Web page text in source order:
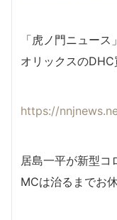
「虎ノ門ニュー
オリックスのDHC
https://
居島一平が新型コ
MCは治るまでお